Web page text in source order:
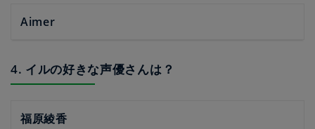
Aimer
4. イルの好きな声優さんは？
福原綾香